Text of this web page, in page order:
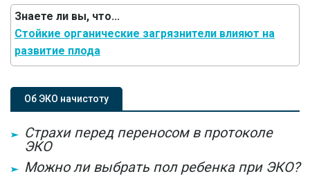
Знаете ли вы, что...
Стойкие органические загрязнители влияют на
развитие плода
Об ЭКО начистоту
Страхи перед переносом в протоколе
ЭКО
Можно ли выбрать пол ребенка при ЭКО?